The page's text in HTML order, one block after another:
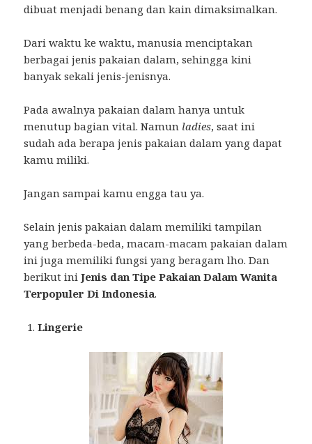
dibuat menjadi benang dan kain dimaksimalkan.
Dari waktu ke waktu, manusia menciptakan
berbagai jenis pakaian dalam, sehingga kini
banyak sekali jenis-jenisnya.
Pada awalnya pakaian dalam hanya untuk
menutup bagian vital. Namun ladies, saat ini
sudah ada berapa jenis pakaian dalam yang dapat
kamu miliki.
Jangan sampai kamu engga tau ya.
Selain jenis pakaian dalam memiliki tampilan
yang berbeda-beda, macam-macam pakaian dalam
ini juga memiliki fungsi yang beragam lho. Dan
berikut iniJenis dan Tipe Pakaian Dalam Wanita
Terpopuler Di Indonesia.
Lingerie